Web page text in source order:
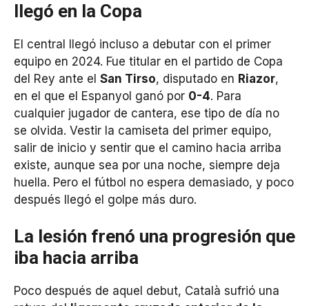
llegó en la Copa
El central llegó incluso a debutar con el primer
equipo en 2024. Fue titular en el partido de Copa
del Rey ante el San Tirso, disputado en Riazor,
en el que el Espanyol ganó por 0-4. Para
cualquier jugador de cantera, ese tipo de día no
se olvida. Vestir la camiseta del primer equipo,
salir de inicio y sentir que el camino hacia arriba
existe, aunque sea por una noche, siempre deja
huella. Pero el fútbol no espera demasiado, y poco
después llegó el golpe más duro.
La lesión frenó una progresión que
iba hacia arriba
Poco después de aquel debut, Català sufrió una